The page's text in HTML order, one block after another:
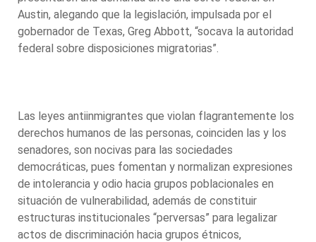
Austin, alegando que la legislación, impulsada por el
gobernador de Texas, Greg Abbott, “socava la autoridad
federal sobre disposiciones migratorias”.
Las leyes antiinmigrantes que violan flagrantemente los
derechos humanos de las personas, coinciden las y los
senadores, son nocivas para las sociedades
democráticas, pues fomentan y normalizan expresiones
de intolerancia y odio hacia grupos poblacionales en
situación de vulnerabilidad, además de constituir
estructuras institucionales “perversas” para legalizar
actos de discriminación hacia grupos étnicos,